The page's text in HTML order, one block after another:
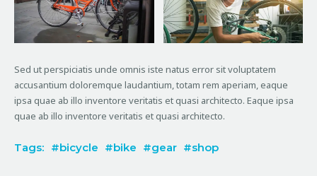
Sed ut perspiciatis unde omnis iste natus error sit voluptatem
accusantium doloremque laudantium, totam rem aperiam, eaque
ipsa quae ab illo inventore veritatis et quasi architecto. Eaque ipsa
quae ab illo inventore veritatis et quasi architecto.
Tags: bicycle bike gear shop